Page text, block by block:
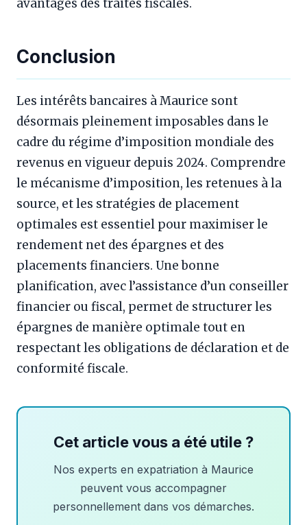
avantages des traités fiscales.
Conclusion
Les intérêts bancaires à Maurice sont
désormais pleinement imposables dans le
cadre du régime d’imposition mondiale des
revenus en vigueur depuis 2024. Comprendre
le mécanisme d’imposition, les retenues à la
source, et les stratégies de placement
optimales est essentiel pour maximiser le
rendement net des épargnes et des
placements financiers. Une bonne
planification, avec l’assistance d’un conseiller
financier ou fiscal, permet de structurer les
épargnes de manière optimale tout en
respectant les obligations de déclaration et de
conformité fiscale.
Cet article vous a été utile ?
Nos experts en expatriation à Maurice
peuvent vous accompagner
personnellement dans vos démarches.